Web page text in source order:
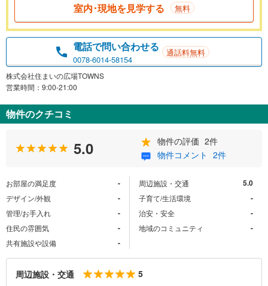
室内･現地を見学する 無料
電話で問い合わせる
0078-6014-58154
通話料無料
株式会社住まいの広場TOWNS
営業時間：9:00-21:00
物件のクチコミ
5.0 物件の評価 2件
物件コメント 2件
お部屋の満足度 -
デザイン/外観 -
管理/お手入れ -
住民の雰囲気 -
共有施設や設備 -
周辺施設・交通 5.0
子育て/生活環境 -
治安・安全 -
地域のコミュニティ -
周辺施設・交通
5